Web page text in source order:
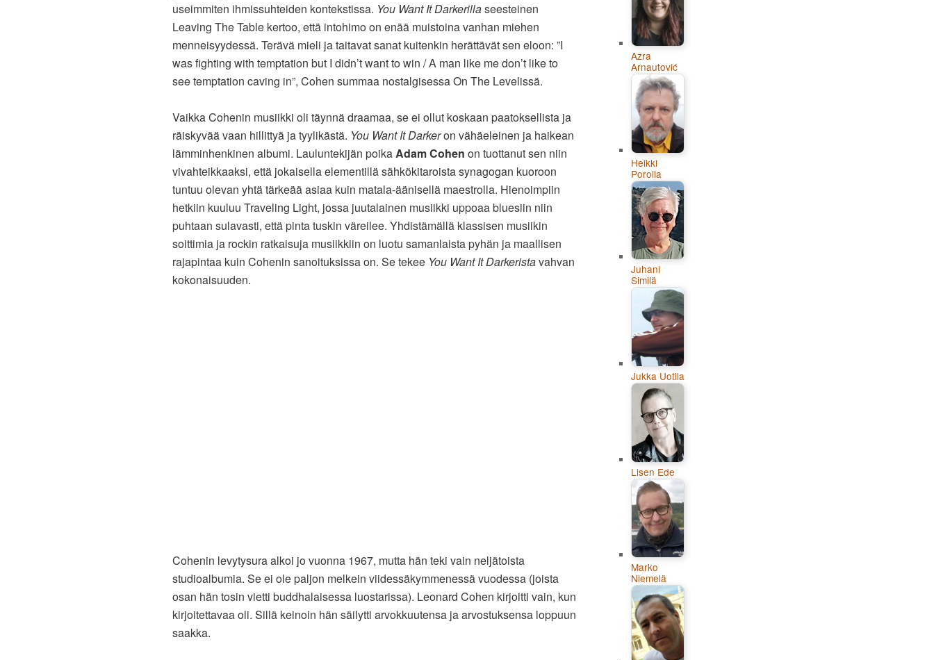
useimmiten ihmissuhteiden kontekstissa. You Want It Darkerillaseesteinen
Leaving The Table kertoo, että intohimo on enää muistoina vanhan miehen
menneisyydessä. Terävä mieli ja taitavat sanat kuitenkin herättävät sen eloon: ”I
was fighting with temptation but I didn’t want to win / A man like me don’t like to
see temptation caving in”, Cohen summaa nostalgisessa On The Levelissä.
Vaikka Cohenin musiikki oli täynnä draamaa, se ei ollut koskaan paatoksellista ja
räiskyvää vaan hillittyä ja tyylikästä. You Want It Darkeron vähäeleinen ja haikean
lämminhenkinen albumi. Lauluntekijän poikaAdam Cohen on tuottanut sen niin
vivahteikkaaksi, että jokaisella elementillä sähkökitaroista synagogan kuoroon
tuntuu olevan yhtä tärkeää asiaa kuin matala-äänisellä maestrolla. Hienoimpiin
hetkiin kuuluu Traveling Light, jossa juutalainen musiikki uppoaa bluesiin niin
puhtaan sulavasti, että pinta tuskin väreilee. Yhdistämällä klassisen musiikin
soittimia ja rockin ratkaisuja musiikkiin on luotu samanlaista pyhän ja maallisen
rajapintaa kuin Cohenin sanoituksissa on. Se tekee You Want It Darkeristavahvan
kokonaisuuden.
Cohenin levytysura alkoi jo vuonna 1967, mutta hän teki vain neljätoista
studioalbumia. Se ei ole paljon melkein viidessäkymmenessä vuodessa (joista
osan hän tosin vietti buddhalaisessa luostarissa). Leonard Cohen kirjoitti vain, kun
kirjoitettavaa oli. Sillä keinoin hän säilytti arvokkuutensa ja arvostuksensa loppuun
saakka.
Azra
Arnautović
Heikki
Poroila
Juhani
Similä
Jukka Uotila
Lisen Ede
Marko
Niemelä